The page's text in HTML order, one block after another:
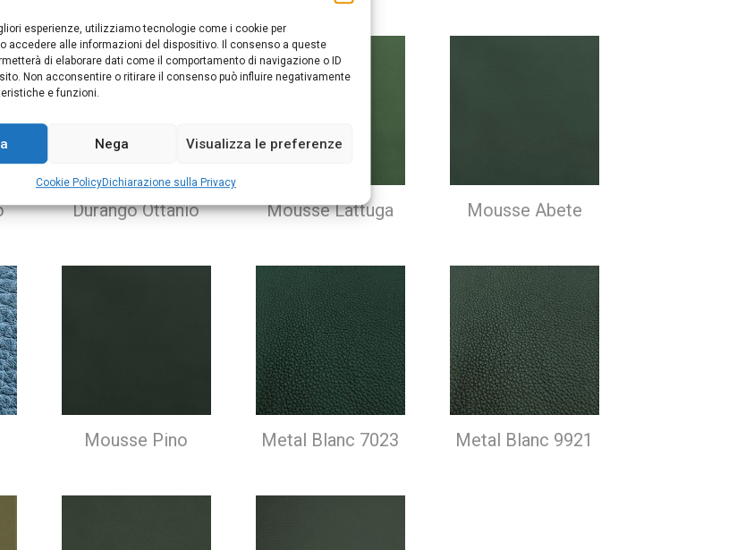
esperienze, utilizziamo tecnologie come i cookie per
accedere alle informazioni del dispositivo. Il consenso a queste
di elaborare dati come il comportamento di navigazione o ID
Non acconsentire o ritirare il consenso può influire negativamente
e funzioni.
Nega Visualizza le preferenze
Cookie PolicyDichiarazione sulla Privacy
Durango Ottanio Mousse Lattuga Mousse Abete
Mousse Pino Metal Blanc 7023 Metal Blanc 9921